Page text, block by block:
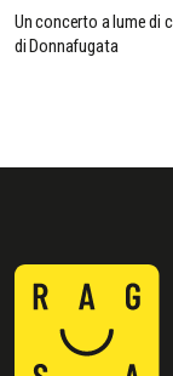
Un concerto a lume di
di Donnafugata